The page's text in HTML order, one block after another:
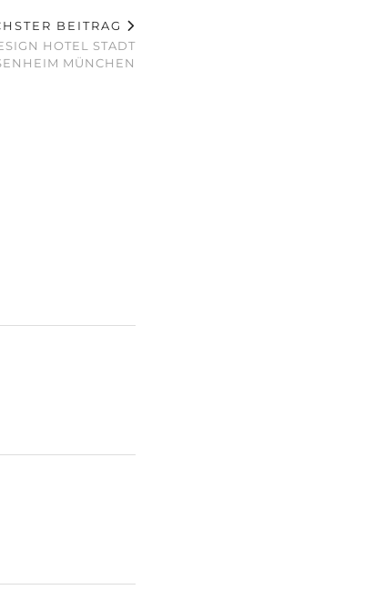
BEITRAG
HOTEL STADT
MÜNCHEN